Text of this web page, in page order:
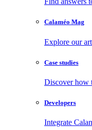
Calaméo Mag
Explore our
Case studies
Discover how
Developers
Integrate